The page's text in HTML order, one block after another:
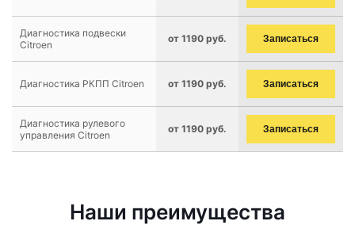
Диагностика подвески
Citroen
от 1190 руб. Записаться
Диагностика РКПП Citroen от 1190 руб. Записаться
Диагностика рулевого
управления Citroen
от 1190 руб. Записаться
Наши преимущества